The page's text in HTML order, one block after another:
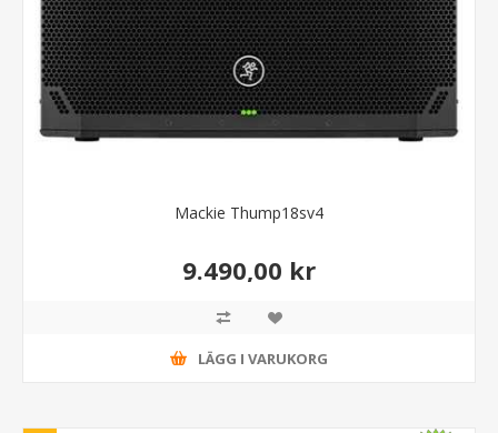
Mackie Thump18sv4
9.490,00 kr
LÄGG I VARUKORG